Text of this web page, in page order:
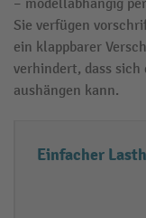
– modellabhängig
Sie verfügen
ein klappbarer
verhindert, dass sich
aushängen kann.
L
Ei
Einfacher